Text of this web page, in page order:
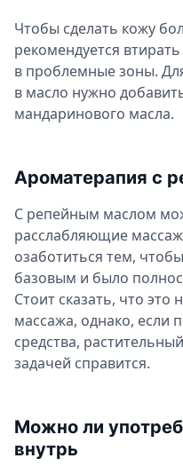
Чтобы сделать кожу
рекомендуется
в проблемные зоны.
в масло нужно
мандаринового масла.
Ароматерапия с
С репейным маслом
расслабляющие
озаботиться тем,
базовым и было
Стоит сказать, что это
массажа, однако, если
средства,
задачей справится.
Можно ли
внутрь